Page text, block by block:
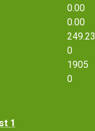
0.00
0.00
249.23
0
1905
0
1